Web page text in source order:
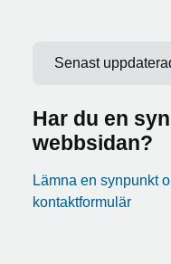
Senast
Har du en
webbsidan?
Lämna en synpunkt
kontaktformulär